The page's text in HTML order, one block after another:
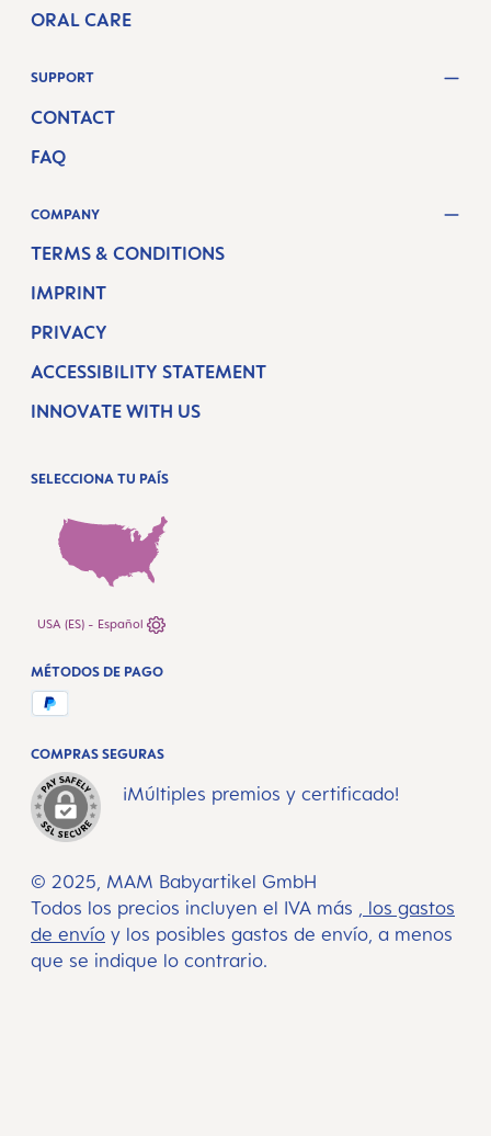
ORAL CARE
SUPPORT
CONTACT
FAQ
COMPANY
TERMS & CONDITIONS
IMPRINT
PRIVACY
ACCESSIBILITY STATEMENT
INNOVATE WITH US
SELECCIONA TU PAÍS
USA (ES) - Español
© 2025, MAM Babyartikel GmbH
Todos los precios incluyen el IVA más , los gastos
de envío y los posibles gastos de envío, a menos
que se indique lo contrario.
COMPRAS SEGURAS
¡Múltiples premios y certificado!
MÉTODOS DE PAGO